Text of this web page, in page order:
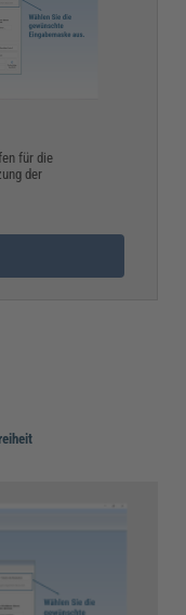
für die
der